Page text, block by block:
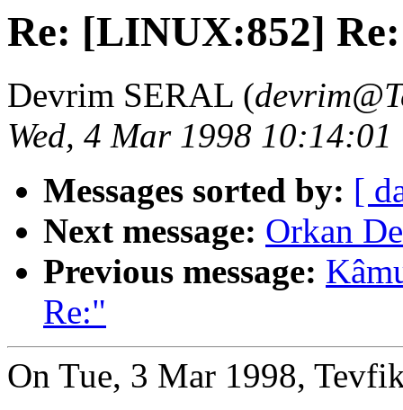
Re: [LINUX:852]
Devrim SERAL (
Wed, 4 Mar 1998
Messages sorted by: [
Next message: Orkan
Previous message:
Re:"
On Tue, 3 Mar 1998,